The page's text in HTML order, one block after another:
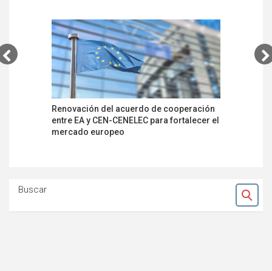
Renovación del acuerdo de cooperación
entre EA y CEN-CENELEC para fortalecer el
mercado europeo
Buscar
Ok